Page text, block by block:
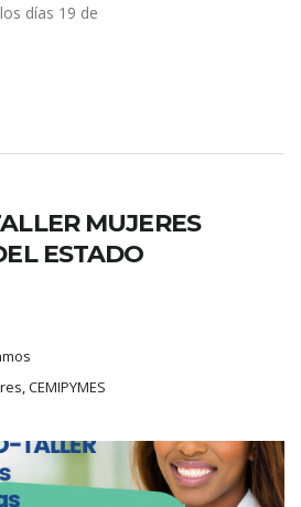
días 19 de
MUJERES
ESTADO
CEMIPYMES